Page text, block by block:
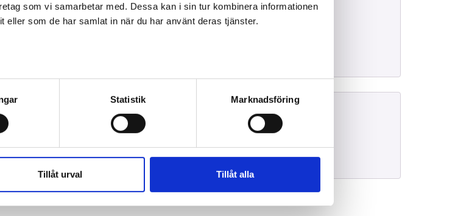
som vi samarbetar med. Dessa kan i sin tur kombinera informationen
eller som de har samlat in när du har använt deras tjänster.
Statistik Marknadsföring
Tillåt urval Tillåt alla
Yrkesområde
Intervjuer
Specialofficer